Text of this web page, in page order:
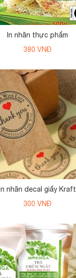
In nhãn thực phẩm
380 VNĐ
In nhãn decal giấy Kraft
300 VNĐ